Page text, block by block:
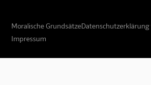
Moralische Grundsätze
Impressum